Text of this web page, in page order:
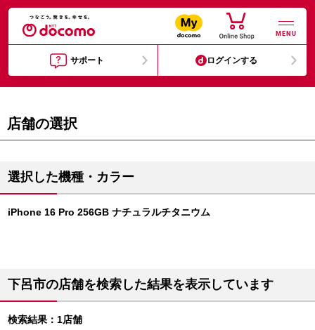
MENU
サポート ログインする
店舗の選択
選択した機種・カラー
iPhone 16 Pro 256GB ナチュラルチタニウム
下呂市の店舗を検索した結果を表示しています
検索結果：1店舗